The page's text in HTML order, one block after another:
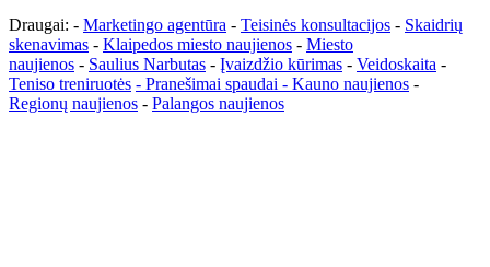
Pagrindinis
Draugai: - Marketingo agentūra - Teisinės konsultacijos - Skaidrių
skenavimas - Klaipedos miesto naujienos - Miesto
naujienos - Saulius Narbutas - Įvaizdžio kūrimas - Veidoskaita -
Teniso treniruotės - Pranešimai spaudai - Kauno naujienos -
Regionų naujienos - Palangos naujienos